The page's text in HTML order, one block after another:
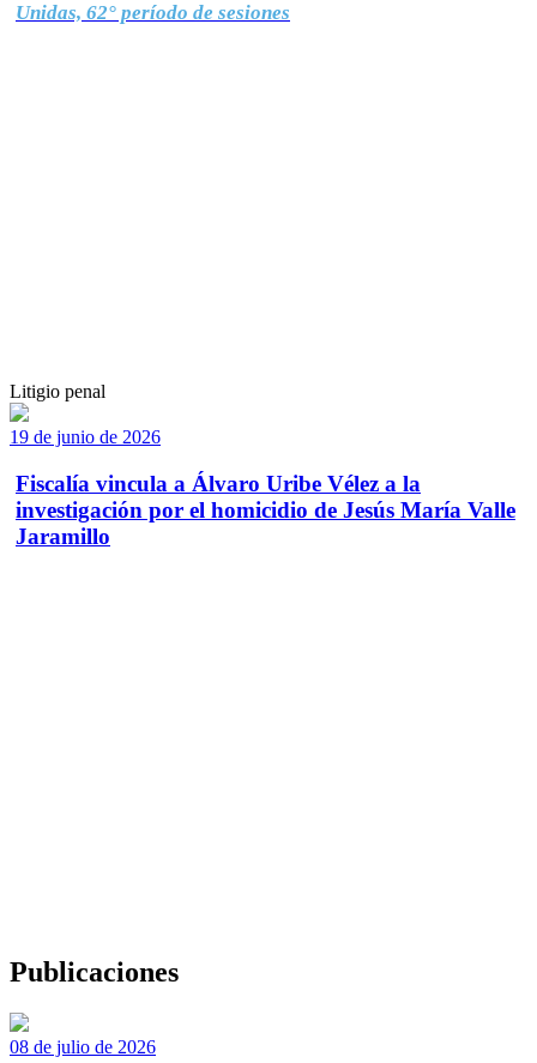
Unidas, 62° período de sesiones
Litigio penal
19 de junio de 2026
Fiscalía vincula a Álvaro Uribe Vélez a la
investigación por el homicidio de Jesús María Valle
Jaramillo
Publicaciones
08 de julio de 2026